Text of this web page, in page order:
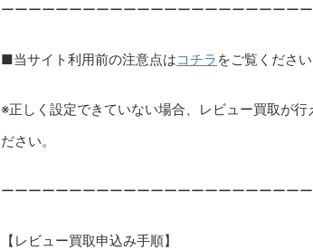
ーーーーーーーーーーーーーーーーーーーーーー
■当サイト利用前の注意点はコチラ をご覧ください
※正しく設定できていない場合、レビュー買取が
ださい。
ーーーーーーーーーーーーーーーーーーーーーー
【レビュー買取申込み手順】